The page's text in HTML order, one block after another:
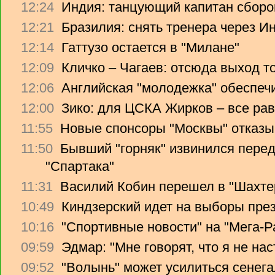
12:24 Индия: танцующий капитан
12:21 Бразилия: снять тренера через
12:14 Гаттузо остается в "Милане"
12:09 Кличко – Чагаев: отсюда выход
12:06 Английская "молодежка"
12:00 Зико: для ЦСКА Жирков – все
11:55 Новые спонсоры "Москвы"
11:50 Бывший "горняк" извинился
"Спартака"
11:31 Василий Кобин перешел в
10:49 Киндзерский идет на выборы
10:16 "Спортивные новости" на "Мега-
09:59 Эдмар: "Мне говорят, что я не
09:52 "Волынь" может усилиться